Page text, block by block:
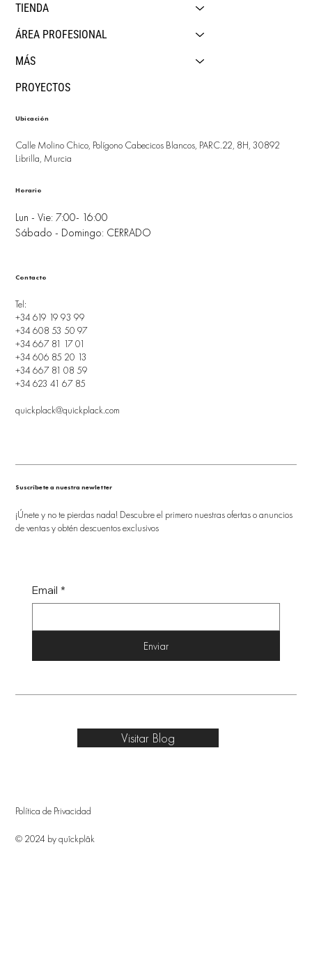
TIENDA
ÁREA PROFESIONAL
MÁS
PROYECTOS
Ubicación
Calle Molino Chico, Polígono Cabecicos Blancos, PARC.22, 8H, 30892
Librilla, Murcia
Lun - Vie: 7:00- 16:00
Sábado - Domingo: CERRADO
Horario
Tel:
+34 619 19 93 99
+34 608 53 50 97
+34 667 81 17 01
+34 606 85 20 13
+34 667 81 08 59
+34 623 41 67 85
quickplack@quickplack.com
Contacto
Suscríbete a nuestra newletter
¡Únete y no te pierdas nada! Descubre el primero nuestras ofertas o anuncios
de ventas y obtén descuentos exclusivos
Email *
Enviar
Política de Privacidad
© 2024 by quîckplâk
Visitar Blog